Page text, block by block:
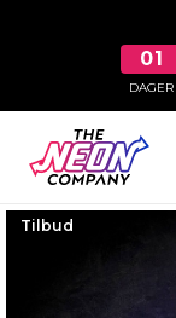
01
DAGER
Tilbud